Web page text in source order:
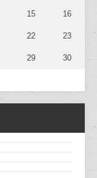
15 16
22 23
29 30